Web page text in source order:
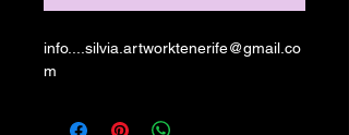
info....silvia.artworktenerife@gmail.co
m